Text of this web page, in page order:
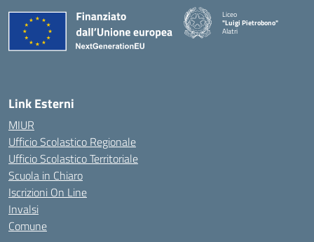
Liceo
"Luigi Pietrobono"
Alatri
Link Esterni
MIUR
Ufficio Scolastico Regionale
Ufficio Scolastico Territoriale
Scuola in Chiaro
Iscrizioni On Line
Invalsi
Comune